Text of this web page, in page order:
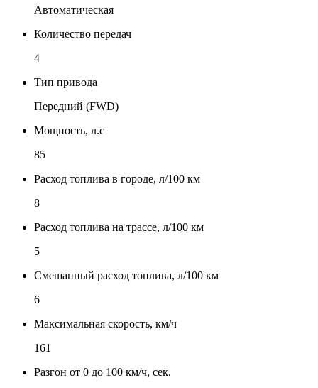
Автоматическая
Количество передач
4
Тип привода
Передний (FWD)
Мощность, л.с
85
Расход топлива в городе, л/100 км
8
Расход топлива на трассе, л/100 км
5
Смешанный расход топлива, л/100 км
6
Максимальная скорость, км/ч
161
Разгон от 0 до 100 км/ч, сек.